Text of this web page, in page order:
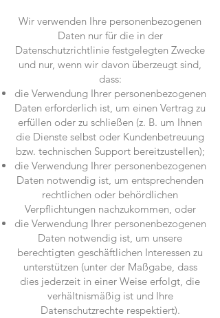
Wir verwenden Ihre personenbezogenen
Daten nur für die in der
Datenschutzrichtlinie festgelegten Zwecke
und nur, wenn wir davon überzeugt sind,
dass:
die Verwendung Ihrer personenbezogenen
Daten erforderlich ist, um einen Vertrag zu
erfüllen oder zu schließen (z. B. um Ihnen
die Dienste selbst oder Kundenbetreuung
bzw. technischen Support bereitzustellen);
die Verwendung Ihrer personenbezogenen
Daten notwendig ist, um entsprechenden
rechtlichen oder behördlichen
Verpflichtungen nachzukommen, oder
die Verwendung Ihrer personenbezogenen
Daten notwendig ist, um unsere
berechtigten geschäftlichen Interessen zu
unterstützen (unter der Maßgabe, dass
dies jederzeit in einer Weise erfolgt, die
verhältnismäßig ist und Ihre
Datenschutzrechte respektiert).